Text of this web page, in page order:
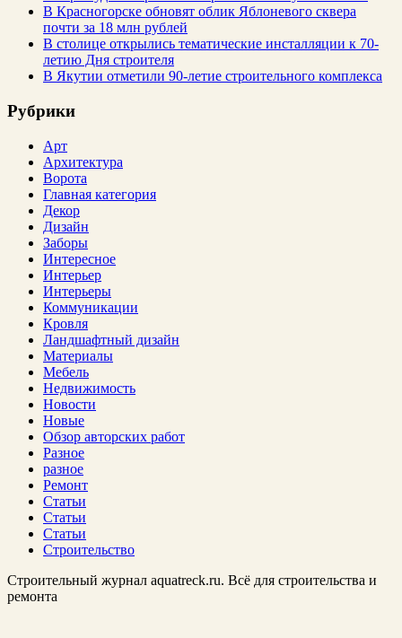
В Красногорске обновят облик Яблоневого сквера
почти за 18 млн рублей
В столице открылись тематические инсталляции к 70-
летию Дня строителя
В Якутии отметили 90-летие строительного комплекса
Рубрики
Арт
Архитектура
Ворота
Главная категория
Декор
Дизайн
Заборы
Интересное
Интерьер
Интерьеры
Коммуникации
Кровля
Ландшафтный дизайн
Материалы
Мебель
Недвижимость
Новости
Новые
Обзор авторских работ
Разное
разное
Ремонт
Статьи
Статьи
Статьи
Строительство
Строительный журнал aquatreck.ru. Всё для строительства и
ремонта